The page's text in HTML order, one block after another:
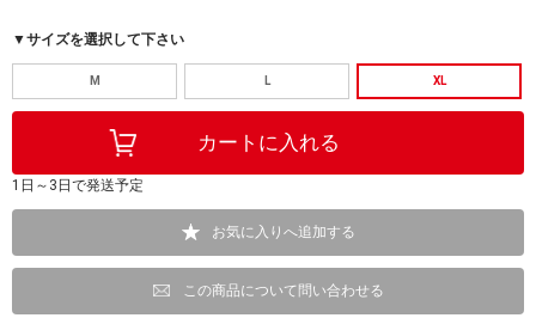
▼サイズを選択して下さい
M L XL
1日～3日で発送予定
お気に入りへ追加する
この商品について問い合わせる